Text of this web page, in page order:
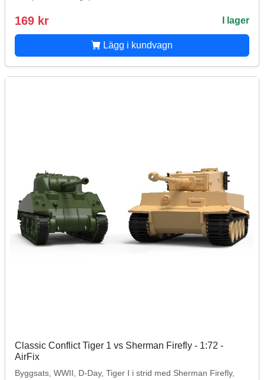
169 kr I lager
Lägg i kundvagn
Classic Conflict Tiger 1 vs Sherman Firefly - 1:72 -
AirFix
Byggsats, WWII, D-Day, Tiger I i strid med Sherman Firefly,